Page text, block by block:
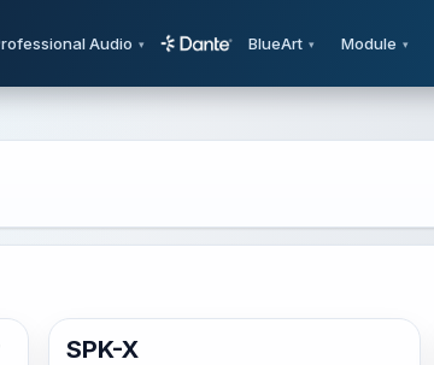
Audio BlueArt Module
SPK-X